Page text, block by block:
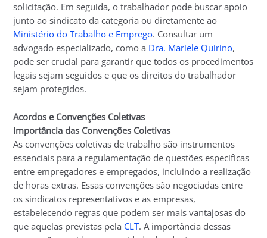
solicitação. Em seguida, o trabalhador pode buscar apoio
junto ao sindicato da categoria ou diretamente ao
Ministério do Trabalho e Emprego. Consultar um
advogado especializado, como a Dra. Mariele Quirino,
pode ser crucial para garantir que todos os procedimentos
legais sejam seguidos e que os direitos do trabalhador
sejam protegidos.
Acordos e Convenções Coletivas
Importância das Convenções Coletivas
As convenções coletivas de trabalho são instrumentos
essenciais para a regulamentação de questões específicas
entre empregadores e empregados, incluindo a realização
de horas extras. Essas convenções são negociadas entre
os sindicatos representativos e as empresas,
estabelecendo regras que podem ser mais vantajosas do
que aquelas previstas pela CLT. A importância dessas